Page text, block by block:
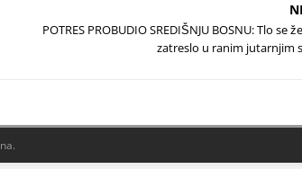
POTRES PROBUDIO SREDIŠNJU BOSNU: Tlo se
zatreslo u ranim jutarnjim